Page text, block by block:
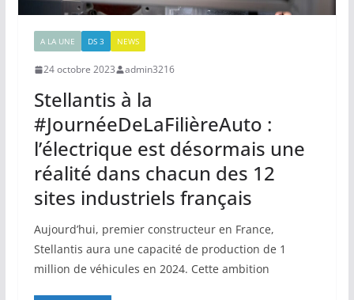
A LA UNE DS 3 NEWS
24 octobre 2023 admin3216
Stellantis à la
#JournéeDeLaFilièreAuto :
l’électrique est désormais une
réalité dans chacun des 12
sites industriels français
Aujourd’hui, premier constructeur en France,
Stellantis aura une capacité de production de 1
million de véhicules en 2024. Cette ambition